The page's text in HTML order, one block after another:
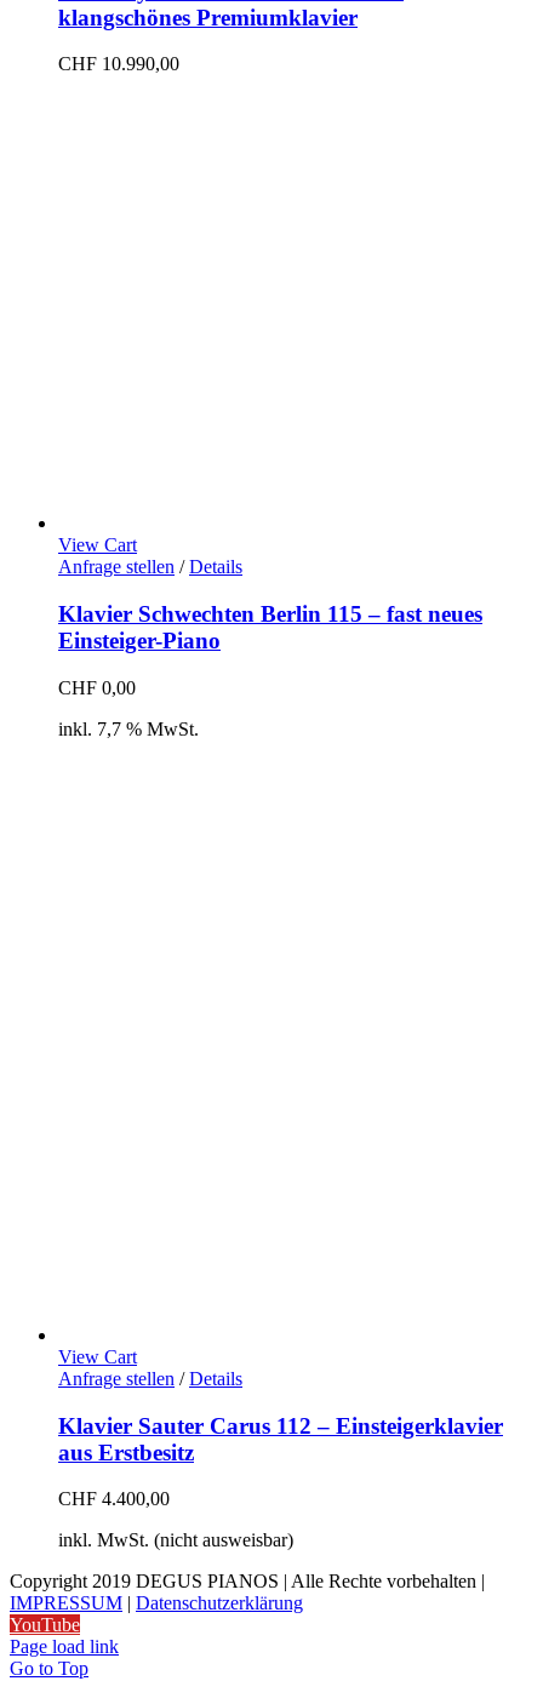
klangschönes Premiumklavier
CHF 10.990,00
View Cart
Anfrage stellen / Details
Klavier Schwechten Berlin 115 – fast neues
Einsteiger-Piano
CHF 0,00
inkl. 7,7 % MwSt.
View Cart
Anfrage stellen / Details
Klavier Sauter Carus 112 – Einsteigerklavier
aus Erstbesitz
CHF 4.400,00
inkl. MwSt. (nicht ausweisbar)
Copyright 2019 DEGUS PIANOS | Alle Rechte vorbehalten |
IMPRESSUM | Datenschutzerklärung
YouTube
Page load link
Go to Top